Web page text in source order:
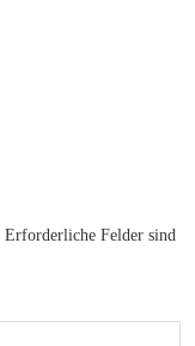
Erforderliche Felder sind